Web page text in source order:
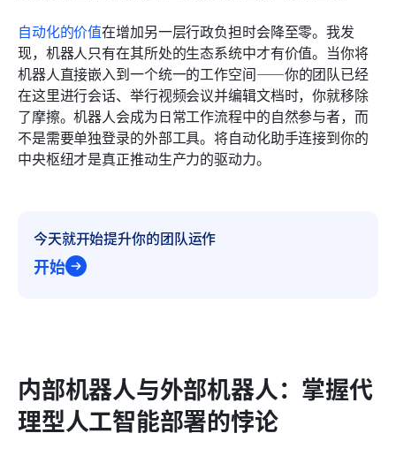
自动化的价值在增加另一层行政负担时会降至零。我发
现，机器人只有在其所处的生态系统中才有价值。当你将
机器人直接嵌入到一个统一的工作空间——你的团队已经
在这里进行会话、举行视频会议并编辑文档时，你就移除
了摩擦。机器人会成为日常工作流程中的自然参与者，而
不是需要单独登录的外部工具。将自动化助手连接到你的
中央枢纽才是真正推动生产力的驱动力。
今天就开始提升你的团队运作
开始
内部机器人与外部机器人：掌握代
理型人工智能部署的悖论